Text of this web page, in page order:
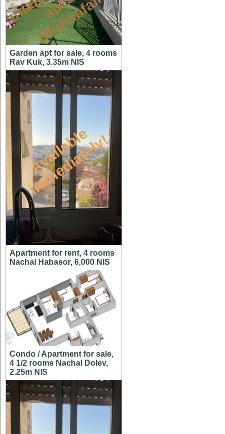
n
m
Garden apt for sale, 4 rooms
Rav Kuk, 3.35m NIS
A
v
a
i
l
a
b
l
e
i
m
m
e
d
i
a
t
e
l
y
!
Apartment for rent, 4 rooms
Nachal Habasor, 6,000 NIS
Condo / Apartment for sale,
4 1/2 rooms Nachal Dolev,
2.25m NIS